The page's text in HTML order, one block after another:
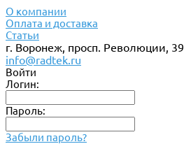
О компании
Оплата и доставка
Статьи
г. Воронеж, просп. Революции, 39
info@radtek.ru
Войти
Логин:
Пароль:
Забыли пароль?